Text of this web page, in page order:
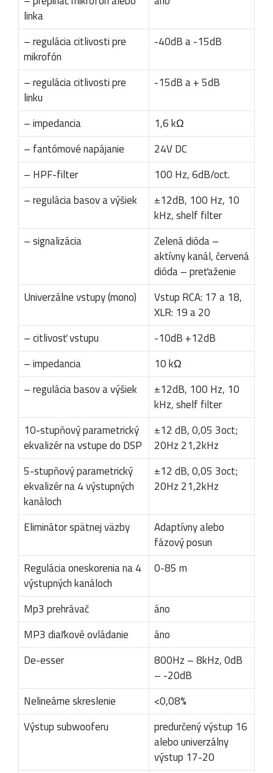
linka
– regulácia citlivosti pre
mikrofón
-40dB a -15dB
– regulácia citlivosti pre
linku
-15dB a + 5dB
– impedancia
1,6 kΩ
– fantómové napájanie
24V DC
– HPF-filter
100 Hz, 6dB/oct.
– regulácia basov a výšiek
±12dB, 100 Hz, 10
kHz, shelf filter
– signalizácia
Zelená dióda –
aktívny kanál, červená
dióda – preťaženie
Univerzálne vstupy (mono)
Vstup RCA: 17 a 18,
XLR: 19 a 20
– citlivosť vstupu
-10dB +12dB
– impedancia
10 kΩ
– regulácia basov a výšiek
±12dB, 100 Hz, 10
kHz, shelf filter
10-stupňový parametrický
ekvalizér na vstupe do DSP
±12 dB, 0,05 3oct;
20Hz 21,2kHz
5-stupňový parametrický
ekvalizér na 4 výstupných
kanáloch
±12 dB, 0,05 3oct;
20Hz 21,2kHz
Eliminátor spätnej väzby
Adaptívny alebo
fázový posun
Regulácia oneskorenia na 4
výstupných kanáloch
0-85 m
Mp3 prehrávač
áno
MP3 diaľkové ovládanie
áno
De-esser
800Hz – 8kHz, 0dB
– -20dB
Nelineárne skreslenie
<0,08%
Výstup subwooferu
predurčený výstup 16
alebo univerzálny
výstup 17-20